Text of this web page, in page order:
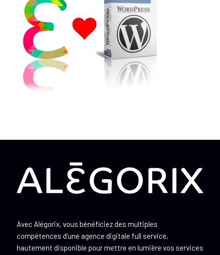
Avec Alégorix, vous bénéficiez des multiples
compétences d’une agence digitale full service,
hautement disponible pour mettre en lumière vos services